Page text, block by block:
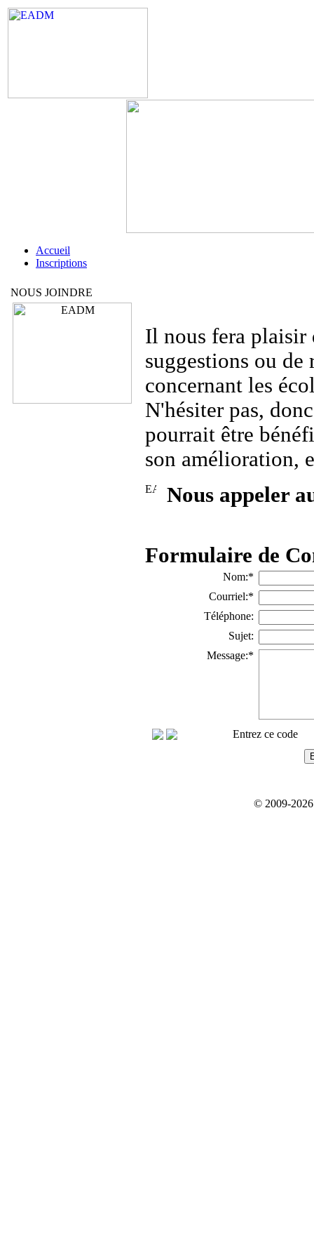
Accueil
Inscriptions
NOUS JOINDRE
Il nous fera plaisir
suggestions ou de
concernant les
N'hésiter pas,
pourrait être
son amélioration,
Nous appeler
Formulaire de
Nom:*
Courriel:*
Téléphone:
Sujet:
Message:*
Entrez ce code
© 2009-